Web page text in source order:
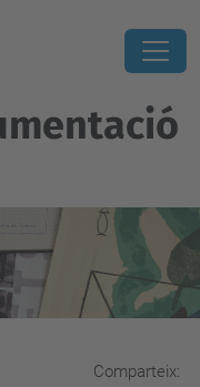
Comparteix: